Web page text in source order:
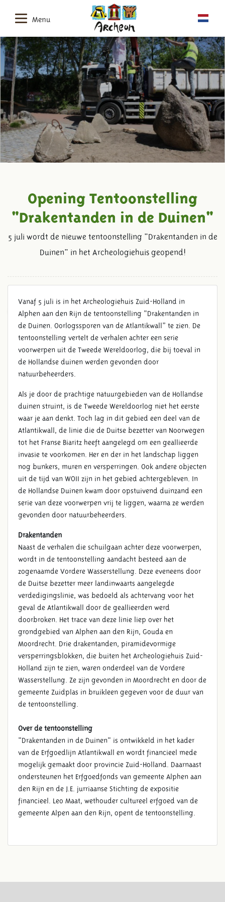
Menu
Opening Tentoonstelling
"Drakentanden in de Duinen"
5 juli wordt de nieuwe tentoonstelling "Drakentanden in de
Duinen" in het Archeologiehuis geopend!
Vanaf 5 juli is in het Archeologiehuis Zuid-Holland in
Alphen aan den Rijn de tentoonstelling “Drakentanden in
de Duinen. Oorlogssporen van de Atlantikwall” te zien. De
tentoonstelling vertelt de verhalen achter een serie
voorwerpen uit de Tweede Wereldoorlog, die bij toeval in
de Hollandse duinen werden gevonden door
natuurbeheerders.
Als je door de prachtige natuurgebieden van de Hollandse
duinen struint, is de Tweede Wereldoorlog niet het eerste
waar je aan denkt. Toch lag in dit gebied een deel van de
Atlantikwall, de linie die de Duitse bezetter van Noorwegen
tot het Franse Biaritz heeft aangelegd om een geallieerde
invasie te voorkomen. Her en der in het landschap liggen
nog bunkers, muren en versperringen. Ook andere objecten
uit de tijd van WOII zijn in het gebied achtergebleven. In
de Hollandse Duinen kwam door opstuivend duinzand een
serie van deze voorwerpen vrij te liggen, waarna ze werden
gevonden door natuurbeheerders.
Drakentanden
Naast de verhalen die schuilgaan achter deze voorwerpen,
wordt in de tentoonstelling aandacht besteed aan de
zogenaamde Vordere Wasserstellung. Deze eveneens door
de Duitse bezetter meer landinwaarts aangelegde
verdedigingslinie, was bedoeld als achtervang voor het
geval de Atlantikwall door de geallieerden werd
doorbroken. Het trace van deze linie liep over het
grondgebied van Alphen aan den Rijn, Gouda en
Moordrecht. Drie drakentanden, piramidevormige
versperringsblokken, die buiten het Archeologiehuis Zuid-
Holland zijn te zien, waren onderdeel van de Vordere
Wasserstellung. Ze zijn gevonden in Moordrecht en door de
gemeente Zuidplas in bruikleen gegeven voor de duur van
de tentoonstelling.
Over de tentoonstelling
"Drakentanden in de Duinen" is ontwikkeld in het kader
van de Erfgoedlijn Atlantikwall en wordt financieel mede
mogelijk gemaakt door provincie Zuid-Holland. Daarnaast
ondersteunen het Erfgoedfonds van gemeente Alphen aan
den Rijn en de J.E. jurriaanse Stichting de expositie
financieel. Leo Maat, wethouder cultureel erfgoed van de
gemeente Alpen aan den Rijn, opent de tentoonstelling.